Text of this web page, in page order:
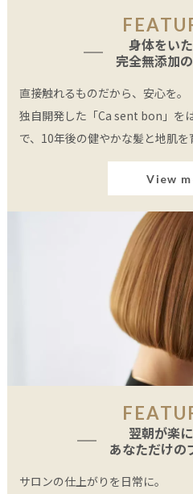
身体をいた
完全無添加
直接触れるものだから、安心を。
独自開発した「Ca sent bon」を
で、10年後の健やかな髪と地肌を
View
翌朝が楽に
あなただけの
サロンの仕上がりを日常に。